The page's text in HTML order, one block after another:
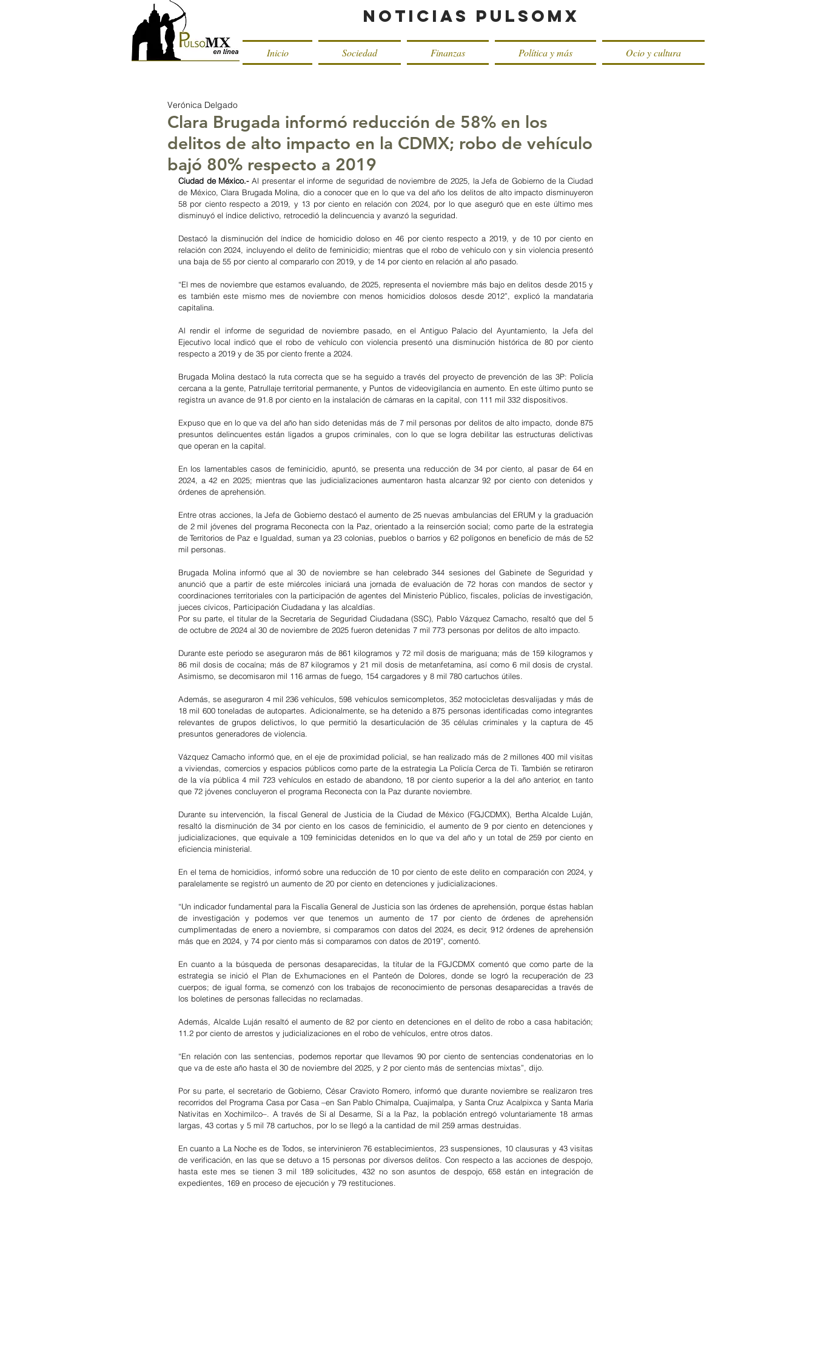
Noticias PulsoMX
Inicio Sociedad Finanzas Política y más Ocio y cultura
Clara Brugada informó reducción de 58% en los
delitos de alto impacto en la CDMX; robo de vehículo
bajó 80% respecto a 2019
Verónica Delgado
Ciudad de México.- Al presentar el informe de seguridad de noviembre de 2025, la Jefa de Gobierno de la Ciudad
de México, Clara Brugada Molina, dio a conocer que en lo que va del año los delitos de alto impacto disminuyeron
58 por ciento respecto a 2019, y 13 por ciento en relación con 2024, por lo que aseguró que en este último mes
disminuyó el índice delictivo, retrocedió la delincuencia y avanzó la seguridad.
Destacó la disminución del índice de homicidio doloso en 46 por ciento respecto a 2019, y de 10 por ciento en
relación con 2024, incluyendo el delito de feminicidio; mientras que el robo de vehículo con y sin violencia presentó
una baja de 55 por ciento al compararlo con 2019, y de 14 por ciento en relación al año pasado.
“El mes de noviembre que estamos evaluando, de 2025, representa el noviembre más bajo en delitos desde 2015 y
es también este mismo mes de noviembre con menos homicidios dolosos desde 2012”, explicó la mandataria
capitalina.
Al rendir el informe de seguridad de noviembre pasado, en el Antiguo Palacio del Ayuntamiento, la Jefa del
Ejecutivo local indicó que el robo de vehículo con violencia presentó una disminución histórica de 80 por ciento
respecto a 2019 y de 35 por ciento frente a 2024.
Brugada Molina destacó la ruta correcta que se ha seguido a través del proyecto de prevención de las 3P: Policía
cercana a la gente, Patrullaje territorial permanente, y Puntos de videovigilancia en aumento. En este último punto se
registra un avance de 91.8 por ciento en la instalación de cámaras en la capital, con 111 mil 332 dispositivos.
Expuso que en lo que va del año han sido detenidas más de 7 mil personas por delitos de alto impacto, donde 875
presuntos delincuentes están ligados a grupos criminales, con lo que se logra debilitar las estructuras delictivas
que operan en la capital.
En los lamentables casos de feminicidio, apuntó, se presenta una reducción de 34 por ciento, al pasar de 64 en
2024, a 42 en 2025; mientras que las judicializaciones aumentaron hasta alcanzar 92 por ciento con detenidos y
órdenes de aprehensión.
Entre otras acciones, la Jefa de Gobierno destacó el aumento de 25 nuevas ambulancias del ERUM y la graduación
de 2 mil jóvenes del programa Reconecta con la Paz, orientado a la reinserción social; como parte de la estrategia
de Territorios de Paz e Igualdad, suman ya 23 colonias, pueblos o barrios y 62 polígonos en beneficio de más de 52
mil personas.
Brugada Molina informó que al 30 de noviembre se han celebrado 344 sesiones del Gabinete de Seguridad y
anunció que a partir de este miércoles iniciará una jornada de evaluación de 72 horas con mandos de sector y
coordinaciones territoriales con la participación de agentes del Ministerio Público, fiscales, policías de investigación,
jueces cívicos, Participación Ciudadana y las alcaldías.
Por su parte, el titular de la Secretaría de Seguridad Ciudadana (SSC), Pablo Vázquez Camacho, resaltó que del 5
de octubre de 2024 al 30 de noviembre de 2025 fueron detenidas 7 mil 773 personas por delitos de alto impacto.
Durante este periodo se aseguraron más de 861 kilogramos y 72 mil dosis de mariguana; más de 159 kilogramos y
86 mil dosis de cocaína; más de 87 kilogramos y 21 mil dosis de metanfetamina, así como 6 mil dosis de crystal.
Asimismo, se decomisaron mil 116 armas de fuego, 154 cargadores y 8 mil 780 cartuchos útiles.
Además, se aseguraron 4 mil 236 vehículos, 598 vehículos semicompletos, 352 motocicletas desvalijadas y más de
18 mil 600 toneladas de autopartes. Adicionalmente, se ha detenido a 875 personas identificadas como integrantes
relevantes de grupos delictivos, lo que permitió la desarticulación de 35 células criminales y la captura de 45
presuntos generadores de violencia.
Vázquez Camacho informó que, en el eje de proximidad policial, se han realizado más de 2 millones 400 mil visitas
a viviendas, comercios y espacios públicos como parte de la estrategia La Policía Cerca de Ti. También se retiraron
de la vía pública 4 mil 723 vehículos en estado de abandono, 18 por ciento superior a la del año anterior, en tanto
que 72 jóvenes concluyeron el programa Reconecta con la Paz durante noviembre.
Durante su intervención, la fiscal General de Justicia de la Ciudad de México (FGJCDMX), Bertha Alcalde Luján,
resaltó la disminución de 34 por ciento en los casos de feminicidio, el aumento de 9 por ciento en detenciones y
judicializaciones, que equivale a 109 feminicidas detenidos en lo que va del año y un total de 259 por ciento en
eficiencia ministerial.
En el tema de homicidios, informó sobre una reducción de 10 por ciento de este delito en comparación con 2024, y
paralelamente se registró un aumento de 20 por ciento en detenciones y judicializaciones.
“Un indicador fundamental para la Fiscalía General de Justicia son las órdenes de aprehensión, porque éstas hablan
de investigación y podemos ver que tenemos un aumento de 17 por ciento de órdenes de aprehensión
cumplimentadas de enero a noviembre, si comparamos con datos del 2024, es decir, 912 órdenes de aprehensión
más que en 2024, y 74 por ciento más si comparamos con datos de 2019”, comentó.
En cuanto a la búsqueda de personas desaparecidas, la titular de la FGJCDMX comentó que como parte de la
estrategia se inició el Plan de Exhumaciones en el Panteón de Dolores, donde se logró la recuperación de 23
cuerpos; de igual forma, se comenzó con los trabajos de reconocimiento de personas desaparecidas a través de
los boletines de personas fallecidas no reclamadas.
Además, Alcalde Luján resaltó el aumento de 82 por ciento en detenciones en el delito de robo a casa habitación;
11.2 por ciento de arrestos y judicializaciones en el robo de vehículos, entre otros datos.
“En relación con las sentencias, podemos reportar que llevamos 90 por ciento de sentencias condenatorias en lo
que va de este año hasta el 30 de noviembre del 2025, y 2 por ciento más de sentencias mixtas”, dijo.
Por su parte, el secretario de Gobierno, César Cravioto Romero, informó que durante noviembre se realizaron tres
recorridos del Programa Casa por Casa –en San Pablo Chimalpa, Cuajimalpa, y Santa Cruz Acalpixca y Santa María
Nativitas en Xochimilco–. A través de Sí al Desarme, Sí a la Paz, la población entregó voluntariamente 18 armas
largas, 43 cortas y 5 mil 78 cartuchos, por lo se llegó a la cantidad de mil 259 armas destruidas.
En cuanto a La Noche es de Todos, se intervinieron 76 establecimientos, 23 suspensiones, 10 clausuras y 43 visitas
de verificación, en las que se detuvo a 15 personas por diversos delitos. Con respecto a las acciones de despojo,
hasta este mes se tienen 3 mil 189 solicitudes, 432 no son asuntos de despojo, 658 están en integración de
expedientes, 169 en proceso de ejecución y 79 restituciones.